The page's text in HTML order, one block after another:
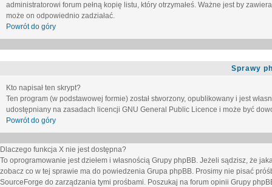
administratorowi forum pełną kopię listu, który otrzymałeś. Ważne jest by
może on odpowiednio zadziałać.
Powrót do góry
Sprawy
Kto napisał ten skrypt?
Ten program (w podstawowej formie) został stworzony, opublikowany i jest
udostępniany na zasadach licencji GNU General Public Licence i może być
Powrót do góry
Dlaczego funkcja X nie jest dostępna?
To oprogramowanie jest dziełem i własnością Grupy phpBB. Jeżeli sądzisz, że
zobacz co w tej sprawie ma do powiedzenia Grupa phpBB. Prosimy nie pisać
SourceForge do zarządzania tymi prośbami. Poszukaj na forum opinii Grupy